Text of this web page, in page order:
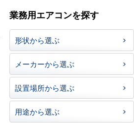
業務用エアコンを探す
形状から選ぶ
メーカーから選ぶ
設置場所から選ぶ
用途から選ぶ